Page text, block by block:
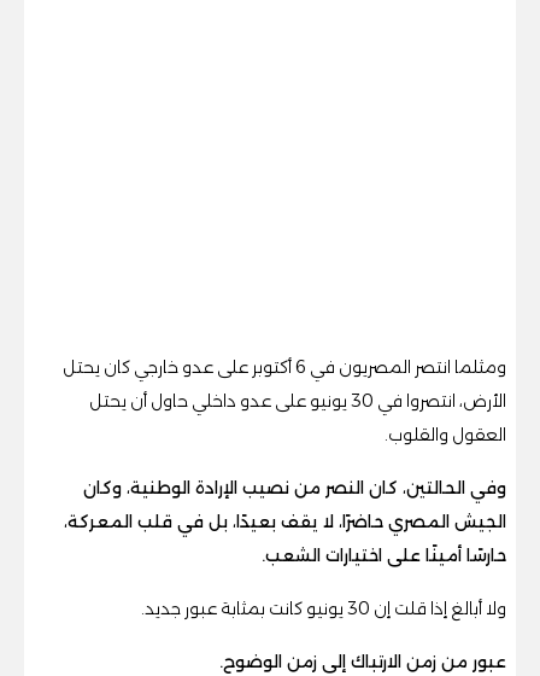
ومثلما انتصر المصريون في 6 أكتوبر على عدو خارجي كان يحتل
الأرض، انتصروا في 30 يونيو على عدو داخلي حاول أن يحتل
العقول والقلوب.
وفي الحالتين، كان النصر من نصيب الإرادة الوطنية، وكان
الجيش المصري حاضرًا، لا يقف بعيدًا، بل في قلب المعركة،
حارسًا أمينًا على اختيارات الشعب.
ولا أبالغ إذا قلت إن 30 يونيو كانت بمثابة عبور جديد.
عبور من زمن الارتباك إلى زمن الوضوح.